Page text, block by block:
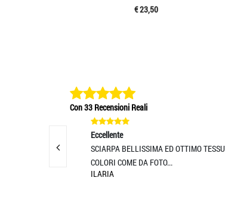
€ 23,50
Con 33 Recensioni Reali
Eccellente
SCIARPA BELLISSIMA ED OTTIMO TESSUTO!
COLORI COME DA FOTO...
ILARIA